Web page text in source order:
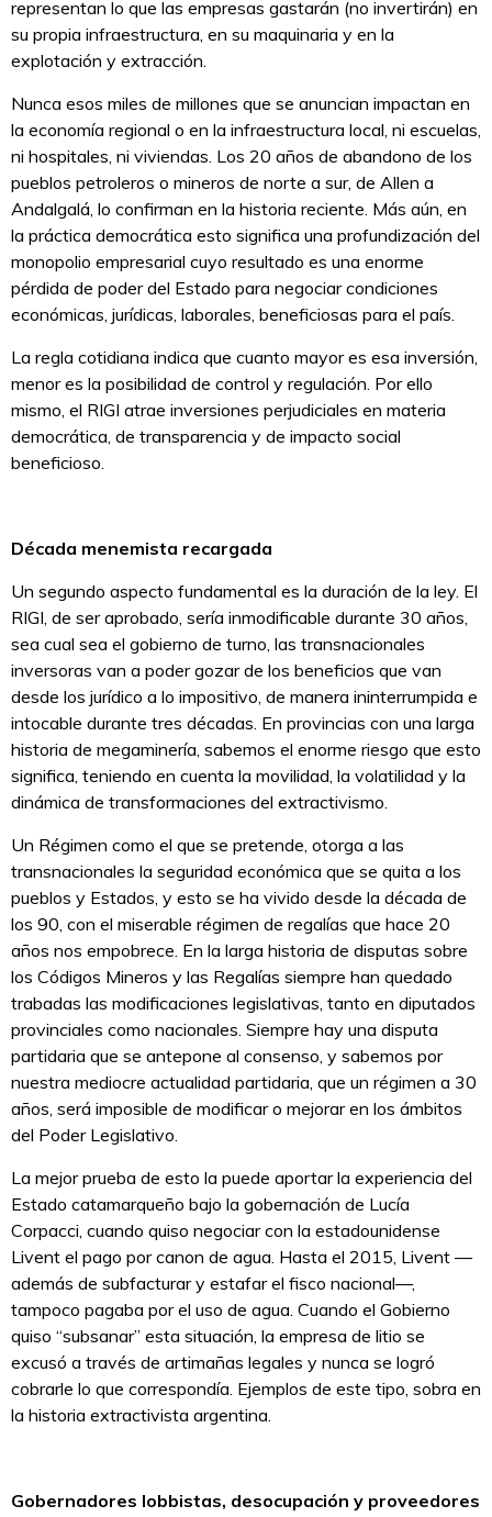
representan lo que las empresas gastarán (no invertirán) en
su propia infraestructura, en su maquinaria y en la
explotación y extracción.
Nunca esos miles de millones que se anuncian impactan en
la economía regional o en la infraestructura local, ni escuelas,
ni hospitales, ni viviendas. Los 20 años de abandono de los
pueblos petroleros o mineros de norte a sur, de Allen a
Andalgalá, lo confirman en la historia reciente. Más aún, en
la práctica democrática esto significa una profundización del
monopolio empresarial cuyo resultado es una enorme
pérdida de poder del Estado para negociar condiciones
económicas, jurídicas, laborales, beneficiosas para el país.
La regla cotidiana indica que cuanto mayor es esa inversión,
menor es la posibilidad de control y regulación. Por ello
mismo, el RIGI atrae inversiones perjudiciales en materia
democrática, de transparencia y de impacto social
beneficioso.
Década menemista recargada
Un segundo aspecto fundamental es la duración de la ley. El
RIGI, de ser aprobado, sería inmodificable durante 30 años,
sea cual sea el gobierno de turno, las transnacionales
inversoras van a poder gozar de los beneficios que van
desde los jurídico a lo impositivo, de manera ininterrumpida e
intocable durante tres décadas. En provincias con una larga
historia de megaminería, sabemos el enorme riesgo que esto
significa, teniendo en cuenta la movilidad, la volatilidad y la
dinámica de transformaciones del extractivismo.
Un Régimen como el que se pretende, otorga a las
transnacionales la seguridad económica que se quita a los
pueblos y Estados, y esto se ha vivido desde la década de
los 90, con el miserable régimen de regalías que hace 20
años nos empobrece. En la larga historia de disputas sobre
los Códigos Mineros y las Regalías siempre han quedado
trabadas las modificaciones legislativas, tanto en diputados
provinciales como nacionales. Siempre hay una disputa
partidaria que se antepone al consenso, y sabemos por
nuestra mediocre actualidad partidaria, que un régimen a 30
años, será imposible de modificar o mejorar en los ámbitos
del Poder Legislativo.
La mejor prueba de esto la puede aportar la experiencia del
Estado catamarqueño bajo la gobernación de Lucía
Corpacci, cuando quiso negociar con la estadounidense
Livent el pago por canon de agua. Hasta el 2015, Livent —
además de subfacturar y estafar el fisco nacional—,
tampoco pagaba por el uso de agua. Cuando el Gobierno
quiso “subsanar” esta situación, la empresa de litio se
excusó a través de artimañas legales y nunca se logró
cobrarle lo que correspondía. Ejemplos de este tipo, sobra en
la historia extractivista argentina.
Gobernadores lobbistas, desocupación y proveedores